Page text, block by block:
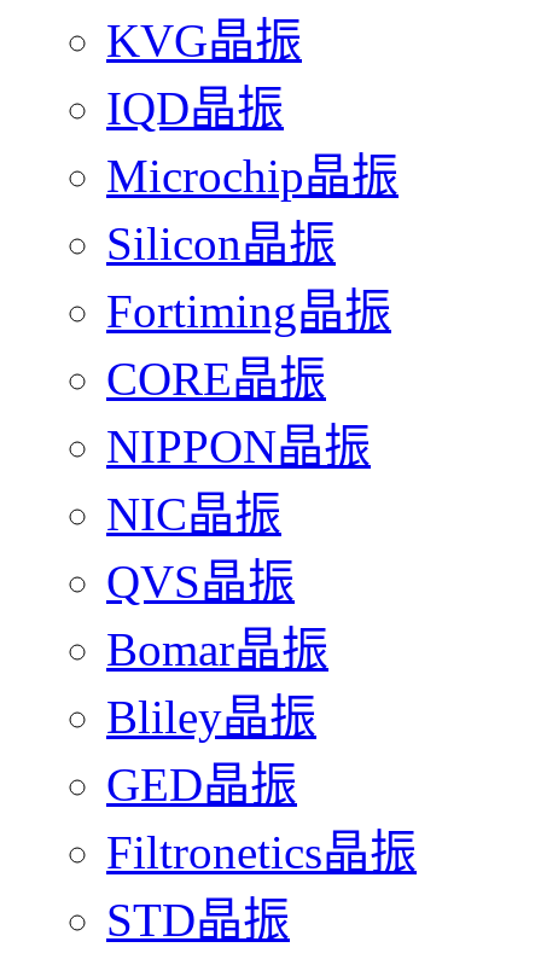
KVG晶振
IQD晶振
Microchip晶振
Silicon晶振
Fortiming晶振
CORE晶振
NIPPON晶振
NIC晶振
QVS晶振
Bomar晶振
Bliley晶振
GED晶振
Filtronetics晶振
STD晶振